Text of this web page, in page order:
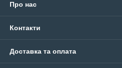
Про нас
Контакти
Доставка та оплата